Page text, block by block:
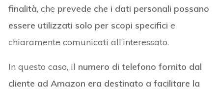
finalità, che prevede che i dati personali possano
essere utilizzati solo per scopi specificie
chiaramente comunicati all’interessato.
In questo caso, il numero di telefono fornito dal
cliente ad Amazon era destinato a facilitare la